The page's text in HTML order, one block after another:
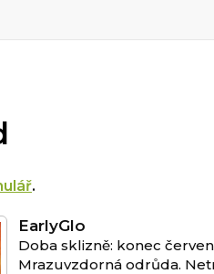
.
EarlyGlo
Doba sklizně: konec
Mrazuvzdorná odrůda.